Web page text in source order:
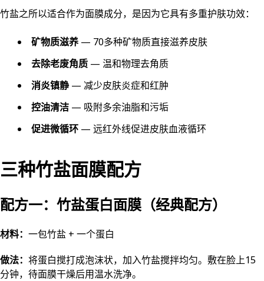
竹盐之所以适合作为面膜成分，是因为它具有多重护肤功效：
矿物质滋养— 70多种矿物质直接滋养皮肤
去除老废角质 — 温和物理去角质
消炎镇静— 减少皮肤炎症和红肿
控油清洁 — 吸附多余油脂和污垢
促进微循环 — 远红外线促进皮肤血液循环
三种竹盐面膜配方
配方一：竹盐蛋白面膜（经典配方）
材料： 一包竹盐 + 一个蛋白
做法： 将蛋白搅打成泡沫状，加入竹盐搅拌均匀。敷在脸上15
分钟，待面膜干燥后用温水洗净。